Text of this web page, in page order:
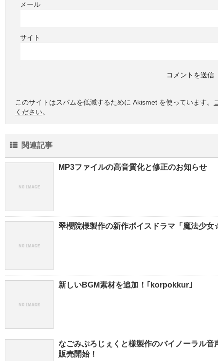
メール
サイト
このサイトはスパムを低減するために Akismet を使っています。
ください。
関連記事
MP3ファイルの高音質化と修正のお知らせ
翠櫻院様製作の新作ボイスドラマ「魔法少
新しいBGM素材を追加！｢korpokkur｣
なごみぷろじぇくと様製作のバイノーラル
販売開始！